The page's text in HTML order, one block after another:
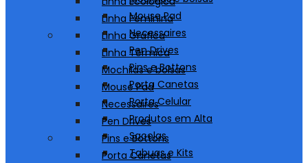
Mouse Pad
Necessaires
Pen Drives
Pins e Bottons
Porta Canetas
Porta Celular
Produtos em Alta
Sacolas
Tabuas e Kits
Linha Feminina
Linha Gráfica
Linha Térmica
Mochilas e bolsas
Mouse Pad
Necessaires
Pen Drives
Pins e Bottons
Porta Canetas